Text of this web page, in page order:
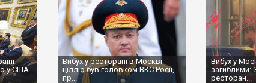
у США
Вибух у ресторані в Москві:
ціллю був головком ВКС Росії,
пр...
Вибух у
загиблими:
ресторан...